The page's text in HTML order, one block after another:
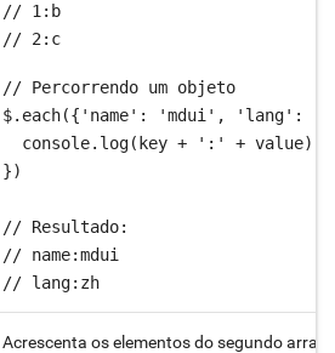
// 1:b
// 2:c
// Percorrendo um objeto
$.each({'name': 'mdui', 'lang':
  console.log(key + ':' + value);
})
// Resultado:
// name:mdui
// lang:zh
Acrescenta os elementos do segundo